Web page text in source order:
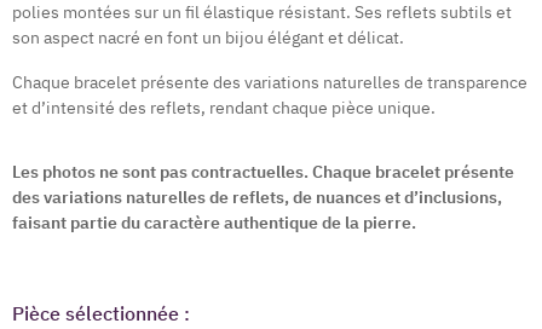
polies montées sur un fil élastique résistant. Ses reflets subtils et
son aspect nacré en font un bijou élégant et délicat.
Chaque bracelet présente des variations naturelles de transparence
et d’intensité des reflets, rendant chaque pièce unique.
Les photos ne sont pas contractuelles. Chaque bracelet présente
des variations naturelles de reflets, de nuances et d’inclusions,
faisant partie du caractère authentique de la pierre.
Pièce sélectionnée :